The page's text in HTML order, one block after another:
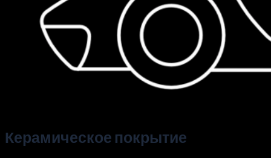
Керамическое покрытие